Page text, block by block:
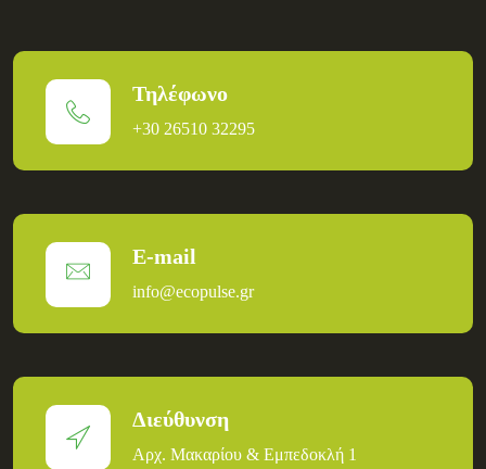
Τηλέφωνο
+30 26510 32295
E-mail
info@ecopulse.gr
Διεύθυνση
Αρχ. Μακαρίου & Εμπεδοκλή 1